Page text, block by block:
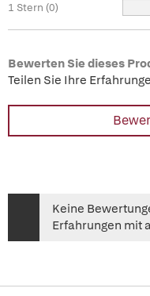
1 Stern (0)
Bewerten Sie dieses
Teilen Sie Ihre
Keine
Erfahrungen mit